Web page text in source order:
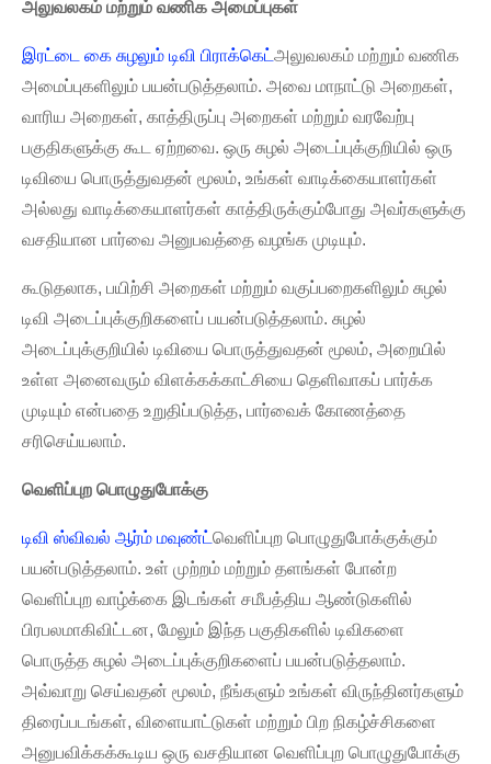
அலுவலகம் மற்றும் வணிக அமைப்புகள்
இரட்டை கை சுழலும் டிவி பிராக்கெட் அலுவலகம் மற்றும் வணிக
அமைப்புகளிலும் பயன்படுத்தலாம். அவை மாநாட்டு அறைகள்,
வாரிய அறைகள், காத்திருப்பு அறைகள் மற்றும் வரவேற்பு
பகுதிகளுக்கு கூட ஏற்றவை. ஒரு சுழல் அடைப்புக்குறியில் ஒரு
டிவியை பொருத்துவதன் மூலம், உங்கள் வாடிக்கையாளர்கள்
அல்லது வாடிக்கையாளர்கள் காத்திருக்கும்போது அவர்களுக்கு
வசதியான பார்வை அனுபவத்தை வழங்க முடியும்.
கூடுதலாக, பயிற்சி அறைகள் மற்றும் வகுப்பறைகளிலும் சுழல்
டிவி அடைப்புக்குறிகளைப் பயன்படுத்தலாம். சுழல்
அடைப்புக்குறியில் டிவியை பொருத்துவதன் மூலம், அறையில்
உள்ள அனைவரும் விளக்கக்காட்சியை தெளிவாகப் பார்க்க
முடியும் என்பதை உறுதிப்படுத்த, பார்வைக் கோணத்தை
சரிசெய்யலாம்.
வெளிப்புற பொழுதுபோக்கு
டிவி ஸ்விவல் ஆர்ம் மவுண்ட் வெளிப்புற பொழுதுபோக்குக்கும்
பயன்படுத்தலாம். உள் முற்றம் மற்றும் தளங்கள் போன்ற
வெளிப்புற வாழ்க்கை இடங்கள் சமீபத்திய ஆண்டுகளில்
பிரபலமாகிவிட்டன, மேலும் இந்த பகுதிகளில் டிவிகளை
பொருத்த சுழல் அடைப்புக்குறிகளைப் பயன்படுத்தலாம்.
அவ்வாறு செய்வதன் மூலம், நீங்களும் உங்கள் விருந்தினர்களும்
திரைப்படங்கள், விளையாட்டுகள் மற்றும் பிற நிகழ்ச்சிகளை
அனுபவிக்கக்கூடிய ஒரு வசதியான வெளிப்புற பொழுதுபோக்கு